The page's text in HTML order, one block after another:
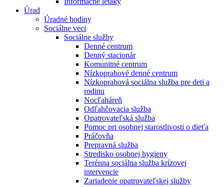
Úrad
Úradné hodiny
Sociálne veci
Sociálne služby
Denné centrum
Denný stacionár
Komunitné centrum
Nízkoprahové denné centrum
Nízkoprahová sociálna služba pre deti a
rodinu
Nocľaháreň
Odľahčovacia služba
Opatrovateľská služba
Pomoc pri osobnej starostlivosti o dieťa
Práčovňa
Prepravná služba
Stredisko osobnej hygieny
Terénna sociálna služba krízovej
intervencie
Zariadenie opatrovateľskej služby